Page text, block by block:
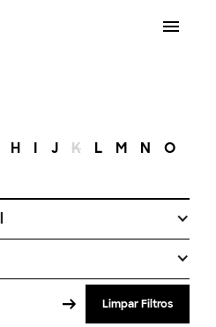
H I J K L M N O
Limpar Filtros